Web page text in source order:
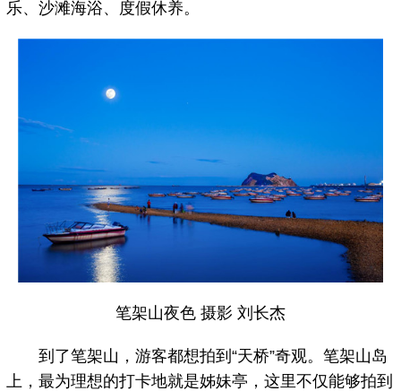
乐、沙滩海浴、度假休养。
笔架山夜色 摄影 刘长杰
到了笔架山，游客都想拍到“天桥”奇观。笔架山岛
上，最为理想的打卡地就是姊妹亭，这里不仅能够拍到